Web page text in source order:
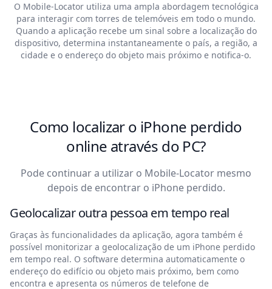
O Mobile-Locator utiliza uma ampla abordagem tecnológica
para interagir com torres de telemóveis em todo o mundo.
Quando a aplicação recebe um sinal sobre a localização do
dispositivo, determina instantaneamente o país, a região, a
cidade e o endereço do objeto mais próximo e notifica-o.
Como localizar o iPhone perdido
online através do PC?
Pode continuar a utilizar o Mobile-Locator mesmo
depois de encontrar o iPhone perdido.
Geolocalizar outra pessoa em tempo real
Graças às funcionalidades da aplicação, agora também é
possível monitorizar a geolocalização de um iPhone perdido
em tempo real. O software determina automaticamente o
endereço do edifício ou objeto mais próximo, bem como
encontra e apresenta os números de telefone de